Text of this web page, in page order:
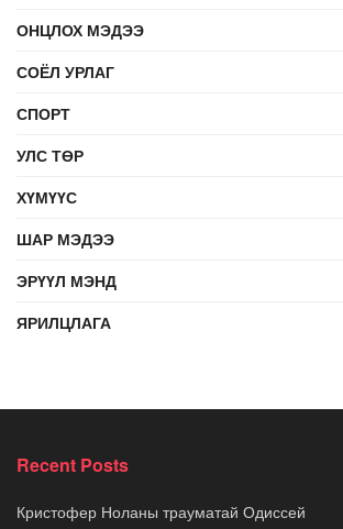
ОНЦЛОХ МЭДЭЭ
СОЁЛ УРЛАГ
СПОРТ
УЛС ТӨР
ХҮМҮҮС
ШАР МЭДЭЭ
ЭРҮҮЛ МЭНД
ЯРИЛЦЛАГА
Recent Posts
Кристофер Ноланы трауматай Одиссей